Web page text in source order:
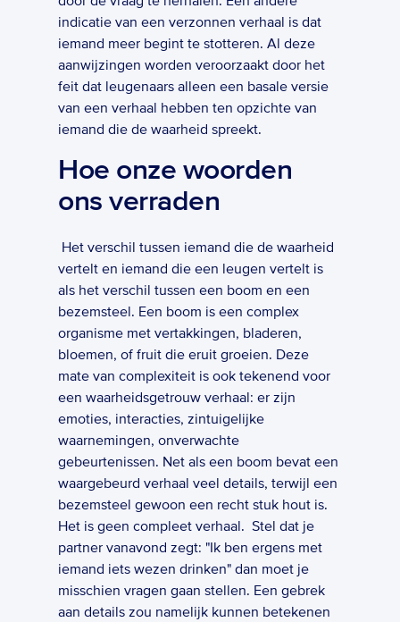
indicatie van een verzonnen verhaal is dat
iemand meer begint te stotteren. Al deze
aanwijzingen worden veroorzaakt door het
feit dat leugenaars alleen een basale versie
van een verhaal hebben ten opzichte van
iemand die de waarheid spreekt.
Hoe onze woorden
ons verraden
vertelt en iemand die een leugen vertelt is
als het verschil tussen een boom en een
bezemsteel. Een boom is een complex
organisme met vertakkingen, bladeren,
bloemen, of fruit die eruit groeien. Deze
mate van complexiteit is ook tekenend voor
een waarheidsgetrouw verhaal: er zijn
emoties, interacties, zintuigelijke
waarnemingen, onverwachte
gebeurtenissen. Net als een boom bevat een
waargebeurd verhaal veel details, terwijl een
bezemsteel gewoon een recht stuk hout is.
Het is geen compleet verhaal.  Stel dat je
partner vanavond zegt: "Ik ben ergens met
iemand iets wezen drinken" dan moet je
misschien vragen gaan stellen. Een gebrek
aan details zou namelijk kunnen betekenen